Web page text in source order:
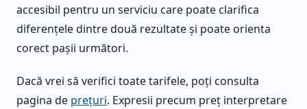
accesibil pentru un serviciu care poate clarifica
diferențele dintre două rezultate și poate orienta
corect pașii următori.
Dacă vrei să verifici toate tarifele, poți consulta
pagina de prețuri. Expresii precum preț interpretare